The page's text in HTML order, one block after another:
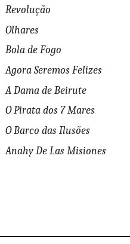
Revolução
Olhares
Bola de Fogo
Agora Seremos Felizes
A Dama de Beirute
O Pirata dos 7 Mares
O Barco das Ilusões
Anahy De Las Misiones